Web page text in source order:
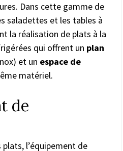
Dans cette gamme de
saladettes et les tables à
la réalisation de plats à la
qui offrent un plan
et un espace de
matériel.
de
l’équipement de